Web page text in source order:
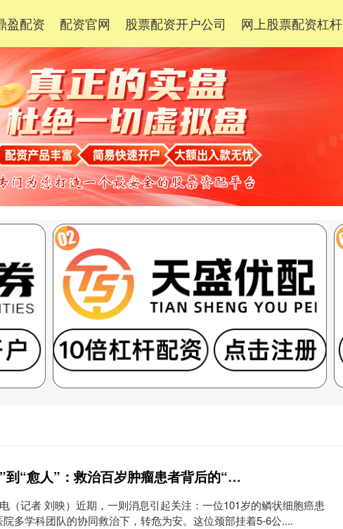
盈配资 配资官网 股票配资开户公司 网上股票配资杠杆
金贝街 从“治病”到“愈人”：救治百岁肿瘤患者背后的“扬州模式”
（记者 刘映）近期，一则消息引起关注：一位101岁的鳞状细胞癌患
多学科团队的协同救治下，转危为安。这位颈部挂着5-6公....